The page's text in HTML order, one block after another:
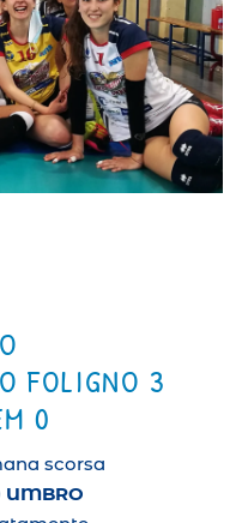
FOLIGNO 3
0
scorsa
UMBRO